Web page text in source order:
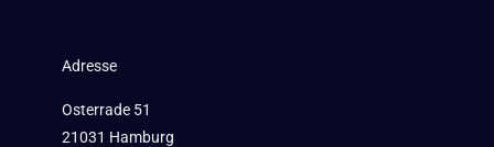
Adresse
Osterrade 51
21031 Hamburg